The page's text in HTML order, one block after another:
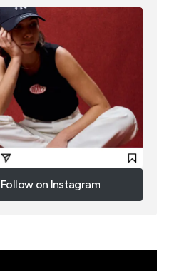
Follow on Instagram
Follow on Instagram